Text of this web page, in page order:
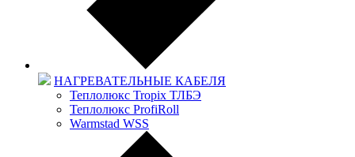
НАГРЕВАТЕЛЬНЫЕ КАБЕЛЯ
Теплолюкс Tropix ТЛБЭ
Теплолюкс ProfiRoll
Warmstad WSS